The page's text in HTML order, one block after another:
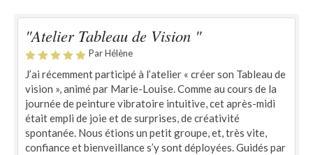
"Atelier Tableau de Vision "
Par Hélène
J’ai récemment participé à l’atelier « créer son Tableau de
vision », animé par Marie-Louise. Comme au cours de la
journée de peinture vibratoire intuitive, cet après-midi
était empli de joie et de surprises, de créativité
spontanée. Nous étions un petit groupe, et, très vite,
confiance et bienveillance s’y sont déployées. Guidés par